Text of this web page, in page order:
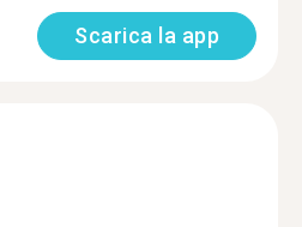
Scarica la app